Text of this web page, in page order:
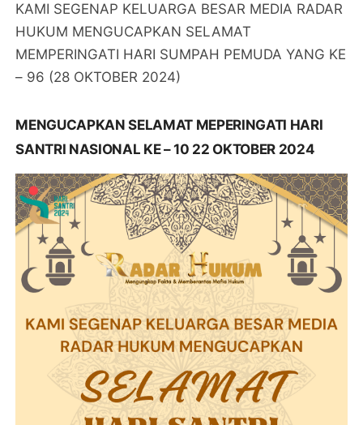
KAMI SEGENAP KELUARGA BESAR MEDIA RADAR
HUKUM MENGUCAPKAN SELAMAT
MEMPERINGATI HARI SUMPAH PEMUDA YANG KE
– 96 (28 OKTOBER 2024)
MENGUCAPKAN SELAMAT MEPERINGATI HARI
SANTRI NASIONAL KE – 10 22 OKTOBER 2024